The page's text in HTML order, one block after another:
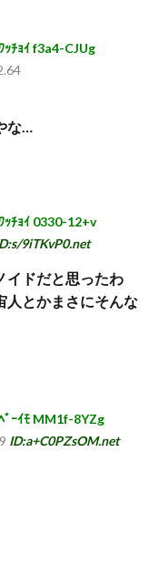
ﾁｮｲ f3a4-CJUg
な…
ﾁｮｲ 0330-12+v
9iTKvP0.net
イドだと思ったわ
人とかまさにそんな
ｰｲﾓ MM1f-8YZg
ID:a+C0PZsOM.net